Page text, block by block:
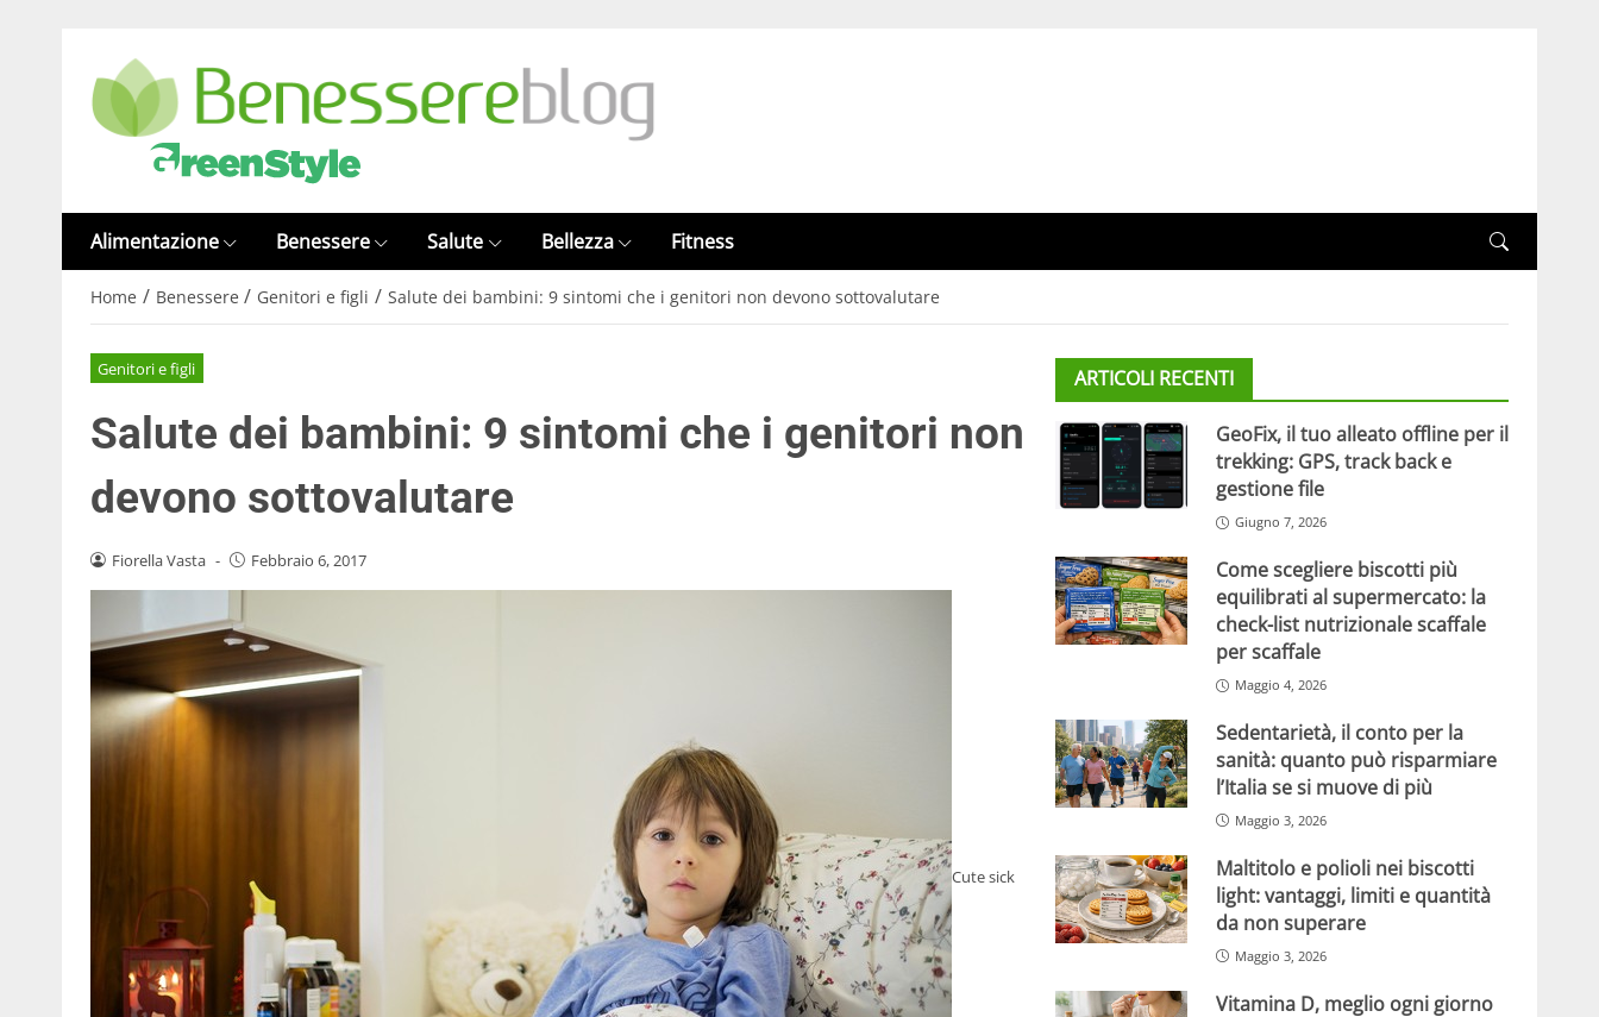
Alimentazione Benessere Salute Bellezza Fitness
Home / Benessere / Genitori e figli / Salute dei bambini: 9 sintomi che i genitori non devono sottovalutare
Genitori e figli
Salute dei bambini: 9 sintomi che i genitori non
devono sottovalutare
Fiorella Vasta - Febbraio 6, 2017
Cute sick
ARTICOLI RECENTI
GeoFix, il tuo alleato offline per il
trekking: GPS, track back e
gestione file
Giugno 7, 2026
Come scegliere biscotti più
equilibrati al supermercato: la
check-list nutrizionale scaffale
per scaffale
Maggio 4, 2026
Sedentarietà, il conto per la
sanità: quanto può risparmiare
l’Italia se si muove di più
Maggio 3, 2026
Maltitolo e polioli nei biscotti
light: vantaggi, limiti e quantità
da non superare
Maggio 3, 2026
Vitamina D, meglio ogni giorno